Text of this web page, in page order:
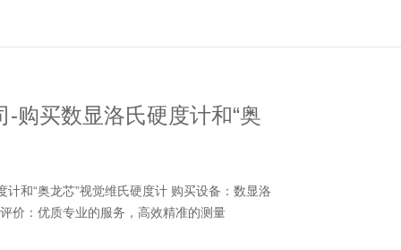
购买数显洛氏硬度计和“奥
和“奥龙芯”视觉维氏硬度计 购买设备：数显洛
价：优质专业的服务，高效精准的测量